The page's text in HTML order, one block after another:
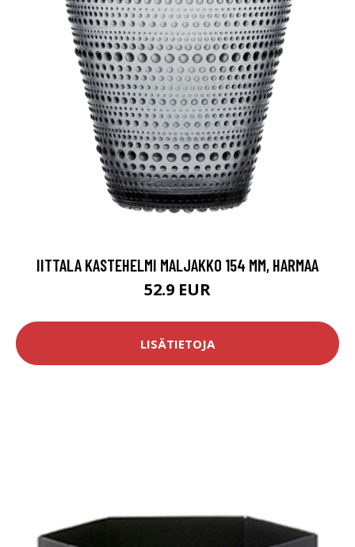
IITTALA KASTEHELMI MALJAKKO 154 MM, HARMAA
52.9 EUR
LISÄTIETOJA